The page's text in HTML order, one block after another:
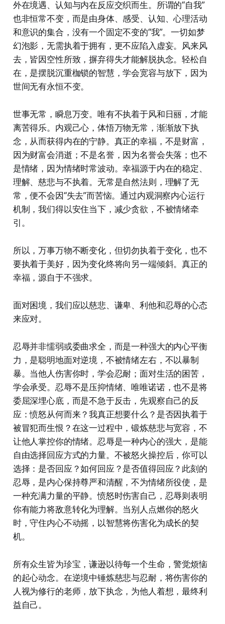
外在境遇、认知与内在反应交织而生。所谓的“自我”
也非恒常不变，而是由身体、感受、认知、心理活动
和意识的集合，没有一个固定不变的“我”。一切如梦
幻泡影，无需执着于拥有，更不应陷入虚妄。风来风
去，皆因空性所致，摒弃得失才能解脱执念。轻松自
在，是摆脱沉重枷锁的智慧，学会宽容与放下，因为
世间无有永恒不变。
世事无常，瞬息万变。唯有不执着于风和日丽，才能
离苦得乐。内观己心，体悟万物无常，渐渐放下执
念，从而获得内在的宁静。真正的幸福，不是财富，
因为财富会消逝；不是名誉，因为名誉会失落；也不
是情绪，因为情绪时常波动。幸福源于内在的稳定、
理解、慈悲与不执着。无常是自然法则，理解了无
常，便不会因“失去”而苦恼。通过内观洞察内心运行
机制，我们得以安住当下，减少贪欲，不被情绪牵
引。
所以，万事万物不断变化，但切勿执着于变化，也不
要执着于美好，因为变化终将向另一端倾斜。真正的
幸福，源自于不强求。
面对困境，我们应以慈悲、谦卑、利他和忍辱的心态
来应对。
忍辱并非懦弱或委曲求全，而是一种强大的内心平衡
力，是聪明地面对逆境，不被情绪左右，不以暴制
暴。当他人伤害你时，学会忍耐；面对生活的困苦，
学会承受。忍辱不是压抑情绪、唯唯诺诺，也不是将
委屈深埋心底，而是不急于反击，先观察自己的反
应：愤怒从何而来？我真正想要什么？是否因执着于
被冒犯而生恨？在这一过程中，锻炼慈悲与宽容，不
让他人掌控你的情绪。忍辱是一种内心的强大，是能
自由选择回应方式的力量。不被怒火操控后，你可以
选择：是否回应？如何回应？是否值得回应？此刻的
忍辱，是内心保持尊严和清醒，不为情绪所役使，是
一种充满力量的平静。愤怒时伤害自己，忍辱则表明
你有能力将敌意转化为理解。当别人点燃你的怒火
时，守住内心不动摇，以智慧将伤害化为成长的契
机。
所有众生皆为珍宝，谦逊以待每一个生命，警觉烦恼
的起心动念。在逆境中锤炼慈悲与忍耐，将伤害你的
人视为修行的老师，放下执念，为他人着想，最终利
益自己。